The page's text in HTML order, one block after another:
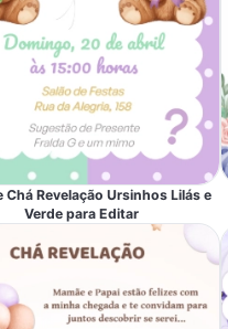
Chá Revelação Ursinhos Lilás e
Verde para Editar